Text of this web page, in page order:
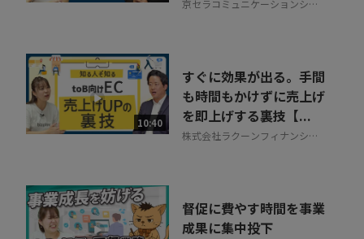
京セラコミュニケーションシス
10:40
すぐに効果が出る。手間
も時間もかけずに売上げ
を即上げする裏技【...
株式会社ラクーンフィナンシャ
督促に費やす時間を事業
成果に集中投下